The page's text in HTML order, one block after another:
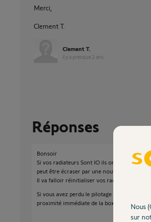
Merci,
Clement T.
Clement T.
il y a presque 2 ans
Réponses
Bonsoir
Si vos radiateurs Sont IO ils ont mémorisés
peut être écraser par une nouvelle.
Il va falloir réinitialiser vos radiateurs pour
Si vous avez perdu le pilotage de vos
proximité immédiate de la box internet. Il
Nous
sur